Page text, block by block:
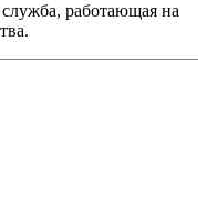
работающая на